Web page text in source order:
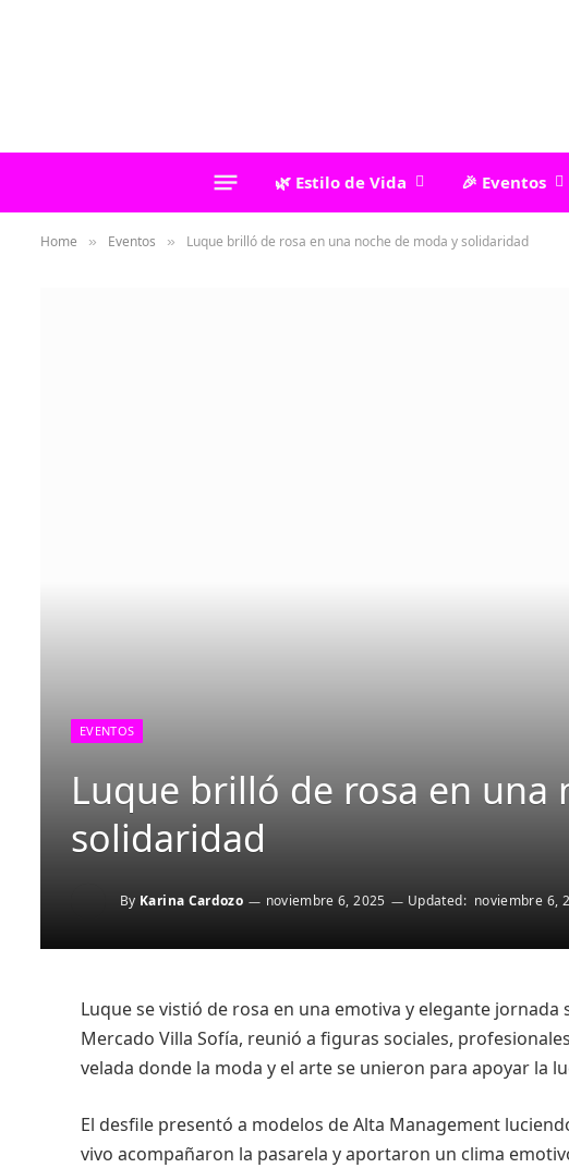
🌿 Estilo de Vida 🎉 Eventos
Home » Eventos » Luque brilló de rosa en una noche de moda y solidaridad
EVENTOS
Luque brilló de rosa en una
solidaridad
By Karina Cardozo noviembre 6, 2025 Updated: noviembre 6,
Luque se vistió de rosa en una emotiva y elegante jornada
Mercado Villa Sofía, reunió a figuras sociales,
velada donde la moda y el arte se unieron para apoyar la
El desfile presentó a modelos de Alta Management
vivo acompañaron la pasarela y aportaron un clima